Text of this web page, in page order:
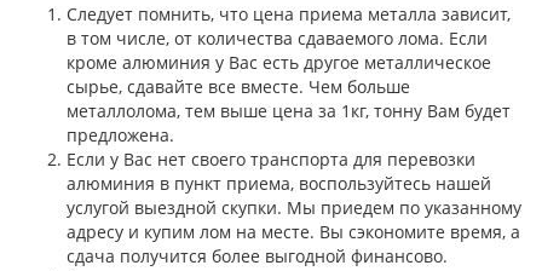
Следует помнить, что цена приема металла зависит,
в том числе, от количества сдаваемого лома. Если
кроме алюминия у Вас есть другое металлическое
сырье, сдавайте все вместе. Чем больше
металлолома, тем выше цена за 1кг, тонну Вам будет
предложена.
Если у Вас нет своего транспорта для перевозки
алюминия в пункт приема, воспользуйтесь нашей
услугой выездной скупки. Мы приедем по указанному
адресу и купим лом на месте. Вы сэкономите время, а
сдача получится более выгодной финансово.